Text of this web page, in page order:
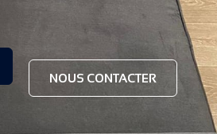
NOUS CONTACTER